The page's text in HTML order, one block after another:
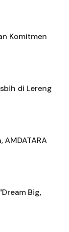
Komitmen
di Lereng
AMDATARA
Big,